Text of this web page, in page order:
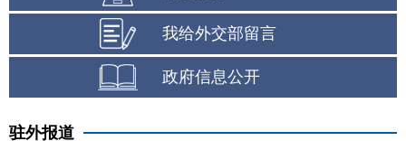
我给外交部留言
政府信息公开
驻外报道